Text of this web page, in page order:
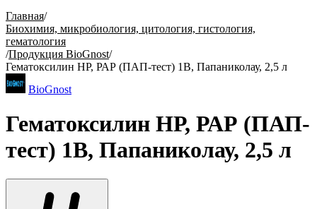
Главная/
Биохимия, микробиология, цитология, гистология,
гематология
/Продукция BioGnost/
Гематоксилин НР, РАР (ПАП-тест) 1B, Папаниколау, 2,5 л
BioGnost
Гематоксилин НР, РАР (ПАП-
тест) 1B, Папаниколау, 2,5 л